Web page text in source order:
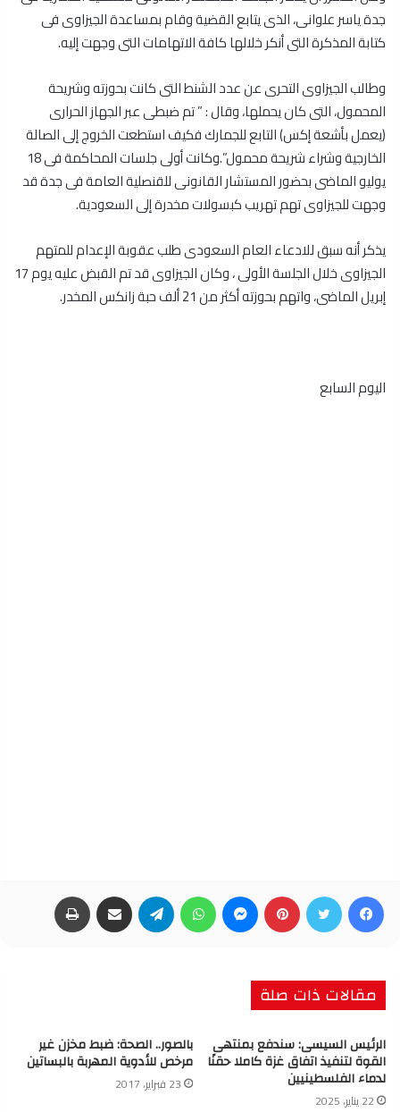
جدة ياسر علوانى، الذى يتابع القضية وقام بمساعدة الجيزاوى فى
كتابة المذكرة التى أنكر خلالها كافة الاتهامات التى وجهت إليه.
وطالب الجيزاوى التحرى عن عدد الشنط التى كانت بحوزته وشريحة
المحمول، التى كان يحملها، وقال : ” تم ضبطى عبر الجهاز الحرارى
(يعمل بأشعة إكس) التابع للجمارك فكيف استطعت الخروج إلى الصالة
الخارجية وشراء شريحة محمول”.وكانت أولى جلسات المحاكمة فى 18
يوليو الماضى بحضور المستشار القانونى للقنصلية العامة فى جدة قد
وجهت للجيزاوى تهم تهريب كبسولات مخدرة إلى السعودية.
يذكر أنه سبق للادعاء العام السعودى طلب عقوبة الإعدام للمتهم
الجيزاوى خلال الجلسة الأولى ، وكان الجيزاوى قد تم القبض عليه يوم 17
إبريل الماضى، واتهم بحوزته أكثر من 21 ألف حبة زانكس المخدر.
اليوم السابع
فيسبوك تويتر بينتيريست ماسنجر واتساب تيلقرام مشاركة عبر البريد
مقالات ذات صلة
الرئيس السيسى: سندفع بمنتهى
القوة لتنفيذ اتفاق غزة كاملا حقنًا
لدماء الفلسطينيين
22 يناير، 2025
بالصور.. الصحة: ضبط مخزن غير
مرخص للأدوية المهربة بالبساتين
23 فبراير، 2017